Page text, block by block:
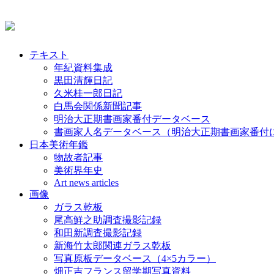
テキスト
年紀資料集成
黒田清輝日記
久米桂一郎日記
白馬会関係新聞記事
明治大正期書画家番付データベース
書画家人名データベース（明治大正期書画家番付
日本美術年鑑
物故者記事
美術界年史
Art news articles
画像
ガラス乾板
尾高鮮之助調査撮影記録
和田新調査撮影記録
新海竹太郎関連ガラス乾板
写真原板データベース（4×5カラー）
畑正吉フランス留学期写真資料